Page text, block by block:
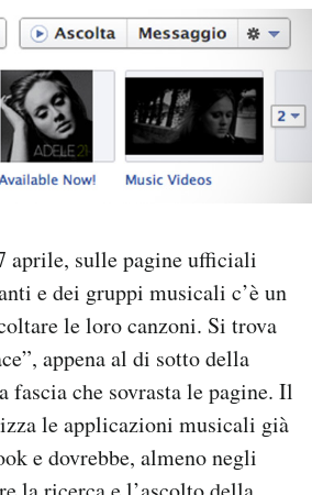
Mondiali calcio 2026
aprile, sulle pagine ufficiali
e dei gruppi musicali c’è un
le loro canzoni. Si trova
appena al di sotto della
fascia che sovrasta le pagine. Il
le applicazioni musicali già
e dovrebbe, almeno negli